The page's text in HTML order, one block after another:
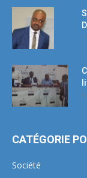
CATÉGORIE
Société